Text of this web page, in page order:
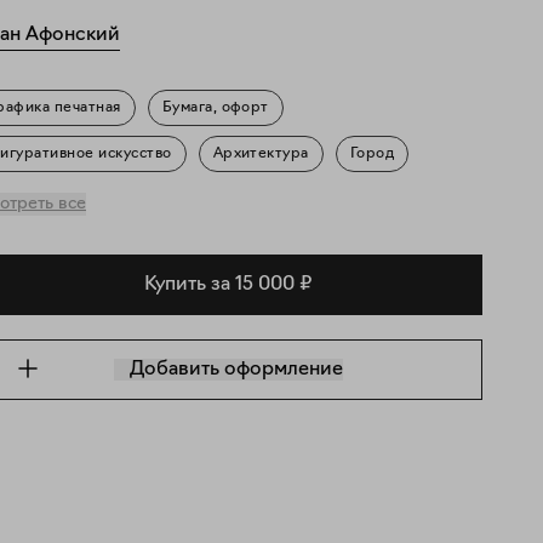
Афонский
печатная Бумага, офорт
искусство Архитектура Город
все
Купить за 15 000 ₽
Добавить оформление